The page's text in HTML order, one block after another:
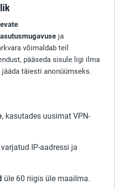
ja
võimaldab teil
pääseda sisule ligi ilma
täiesti anonüümseks.
, kasutades uusimat VPN-
varjatud IP-aadressi ja
üle 60 riigis üle maailma.